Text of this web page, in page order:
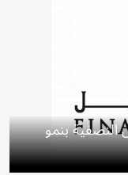
النصفية بنمو